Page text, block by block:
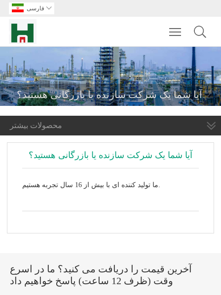
فارسی 
Toggle
آیا شما یک شرکت سازنده یا بازرگانی هستید؟
محصولات بیشتر
آیا شما یک شرکت سازنده یا بازرگانی هستید؟
ما تولید کننده ای با بیش از 16 سال تجربه هستیم.
آخرین قیمت را دریافت می کنید؟ ما در اسرع
وقت (ظرف 12 ساعت) پاسخ خواهیم داد